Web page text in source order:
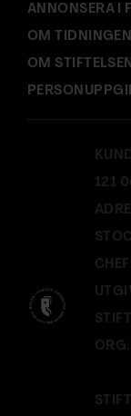
ANNONSERA I
OM TIDNINGEN
OM STIFTELSEN
121